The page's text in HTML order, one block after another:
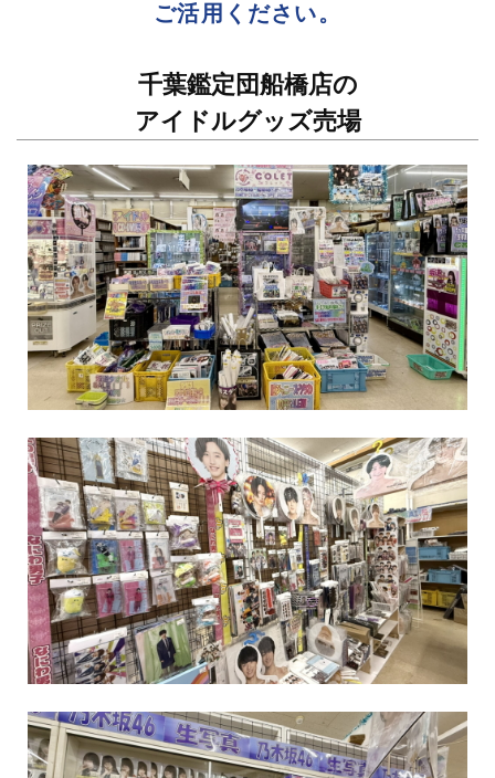
ご活用ください。
千葉鑑定団船橋店の
アイドルグッズ売場